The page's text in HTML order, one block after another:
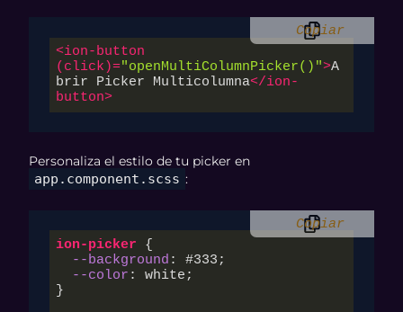
Copiar
<ion-button
( click )="openMultiColumnPicker()">A
brir Picker Multicolumna</ion-
button>
Personaliza el estilo de tu picker en
app.component.scss :
Copiar
ion-picker {
--background : #333 ;
--color : white;
}